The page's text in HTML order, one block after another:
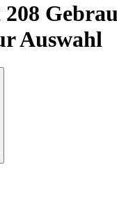
208
Auswahl